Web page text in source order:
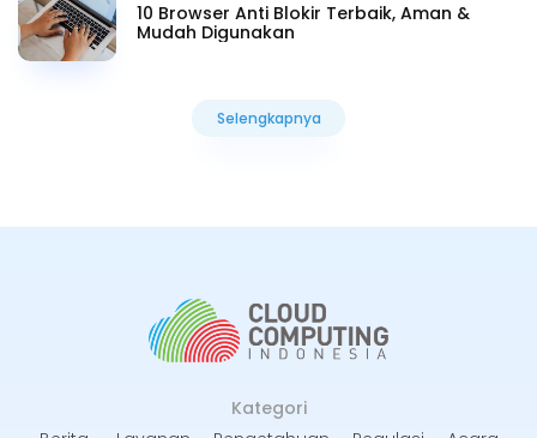
10 Browser Anti Blokir Terbaik, Aman &
Mudah Digunakan
Selengkapnya
Kategori